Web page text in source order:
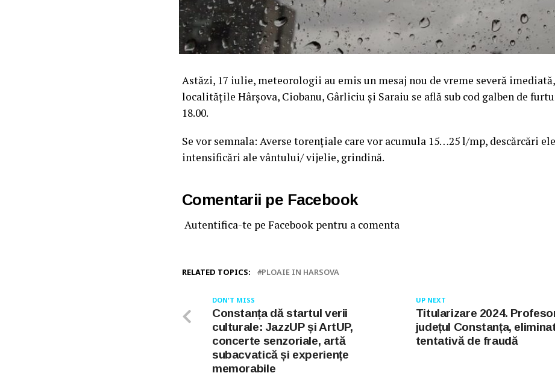
Astăzi, 17 iulie, meteorologii au emis un mesaj nou de vreme severă
localitățile Hârșova, Ciobanu, Gârliciu și Saraiu se află sub cod galben de
18.00.
Se vor semnala: Averse torențiale care vor acumula 15…25 l/mp, descărcări
intensificări ale vântului/ vijelie, grindină.
Comentarii pe Facebook
Autentifica-te pe Facebook pentru a comenta
RELATED TOPICS: PLOAIE IN HARSOVA
UP NEXT
Titularizare 2024.
județul Constanța,
tentativă de fraudă
DON'T MISS
Constanța dă startul verii
culturale: JazzUP și ArtUP,
concerte senzoriale, artă
subacvatică și experiențe
memorabile